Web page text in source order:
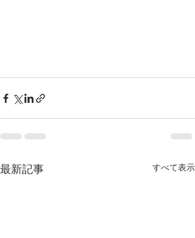
最新記事 すべて表示